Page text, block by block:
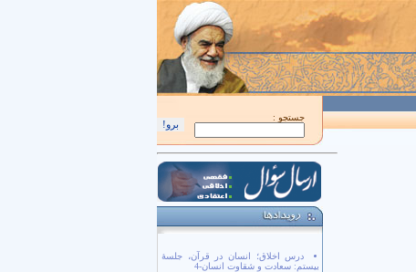
جستجو :
درس اخلاق؛ انسان در قرآن، جلسۀ
بیستم: سعادت و شقاوت انسان-4